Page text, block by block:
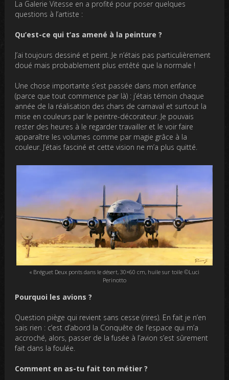
La Galerie Vitesse en a profité pour poser quelques
questions à l’artiste :
Qu’est-ce qui t’as amené à la peinture ?
J’ai toujours dessiné et peint. Je n’étais pas particulièrement
doué mais probablement plus entêté que la normale !
Une chose importante s’est passée dans mon enfance
(parce que tout commence par là) : j’étais témoin chaque
année de la réalisation des chars de carnaval et surtout la
mise en couleurs par le peintre-décorateur. Je pouvais
rester des heures à le regarder travailler et le voir faire
apparaître les volumes comme par magie grâce à la
couleur. J’étais fasciné et cette vision ne m’a plus quitté.
« Bréguet Deux ponts dans le désert, 30×60 cm, huile sur toile ©Luci
Perinotto
Pourquoi les avions ?
Question piège qui revient sans cesse (rires). En fait je n’en
sais rien : c’est d’abord la Conquête de l’espace qui m’a
accroché, alors, passer de la fusée à l’avion s’est sûrement
fait dans la foulée.
Comment en as-tu fait ton métier ?